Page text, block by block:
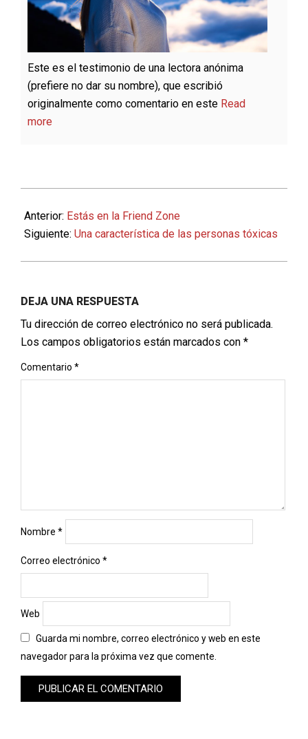
Este es el testimonio de una lectora anónima
(prefiere no dar su nombre), que escribió
originalmente como comentario en este Read
more
01-
19
Anterior: Estás en la Friend Zone
Siguiente: Una característica de las personas tóxicas
DEJA UNA RESPUESTA
Tu dirección de correo electrónico no será publicada.
Los campos obligatorios están marcados con *
Comentario *
Nombre *
Correo electrónico *
Web
Guarda mi nombre, correo electrónico y web en este
navegador para la próxima vez que comente.